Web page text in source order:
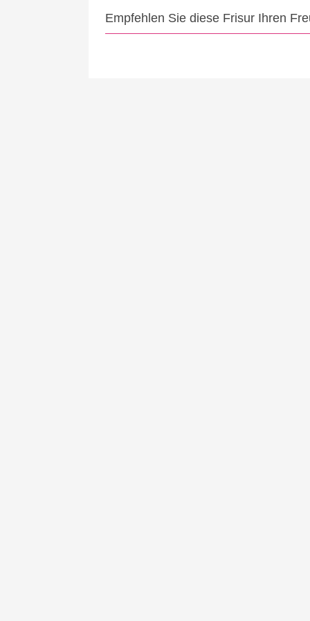
Empfehlen Sie diese Frisur Ihren